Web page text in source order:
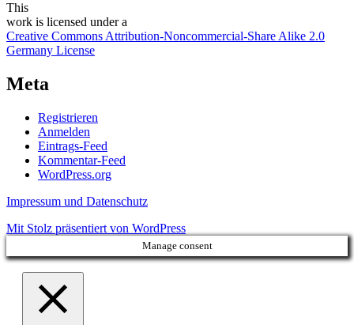
This
work is licensed under a
Creative Commons Attribution-Noncommercial-Share Alike 2.0
Germany License
Meta
Registrieren
Anmelden
Eintrags-Feed
Kommentar-Feed
WordPress.org
Impressum und Datenschutz
Mit Stolz präsentiert von WordPress
Manage consent